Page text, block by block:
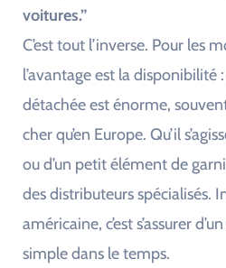
voitures.”
C’est tout l’inverse. Pour les
l’avantage est la disponibilité
détachée est énorme,
cher qu’en Europe. Qu’il
ou d’un petit élément de
des distributeurs spécialisés.
américaine, c’est s’assurer
simple dans le temps.